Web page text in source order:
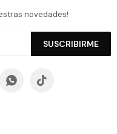
novedades!
SUSCRIBIRME
 